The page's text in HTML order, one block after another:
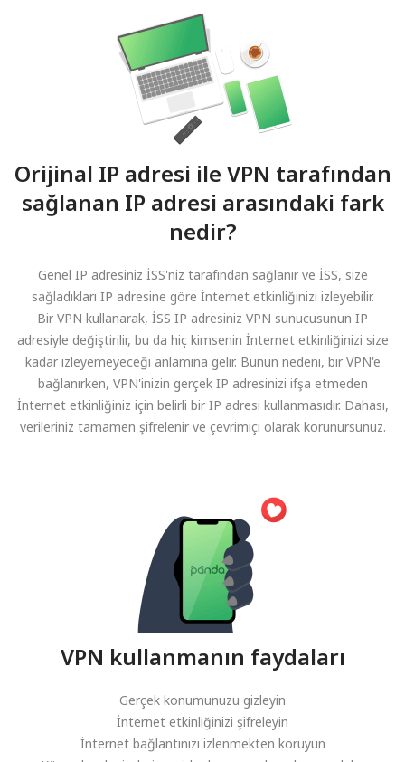
Orijinal IP adresi ile VPN tarafından
sağlanan IP adresi arasındaki fark
nedir?
Genel IP adresiniz İSS'niz tarafından sağlanır ve İSS, size
sağladıkları IP adresine göre İnternet etkinliğinizi izleyebilir.
Bir VPN kullanarak, İSS IP adresiniz VPN sunucusunun IP
adresiyle değiştirilir, bu da hiç kimsenin İnternet etkinliğinizi size
kadar izleyemeyeceği anlamına gelir. Bunun nedeni, bir VPN'e
bağlanırken, VPN'inizin gerçek IP adresinizi ifşa etmeden
İnternet etkinliğiniz için belirli bir IP adresi kullanmasıdır. Dahası,
verileriniz tamamen şifrelenir ve çevrimiçi olarak korunursunuz.
VPN kullanmanın faydaları
Gerçek konumunuzu gizleyin
İnternet etkinliğinizi şifreleyin
İnternet bağlantınızı izlenmekten koruyun